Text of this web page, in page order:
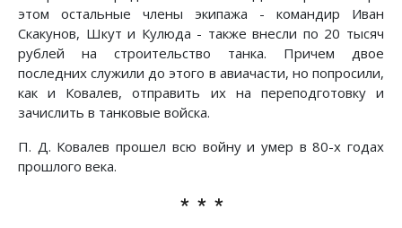
этом остальные члены экипажа - командир Иван
Скакунов, Шкут и Кулюда - также внесли по 20 тысяч
рублей на строительство танка. Причем двое
последних служили до этого в авиачасти, но попросили,
как и Ковалев, отправить их на переподготовку и
зачислить в танковые войска.
П. Д. Ковалев прошел всю войну и умер в 80-х годах
прошлого века.
* * *